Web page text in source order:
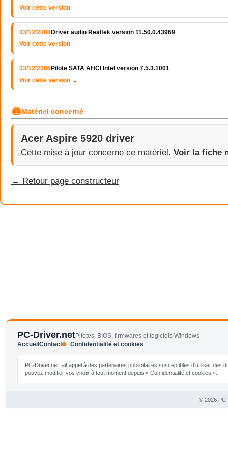
Voir cette version →
03/12/2008Driver audio Realtek version 11.50.0.43969
Voir cette version →
03/12/2008Pilote SATA AHCI Intel version 7.5.3.1001
Voir cette version →
🖨Matériel concerné
Acer Aspire 5920 driver
Cette mise à jour concerne ce matériel. Voir la fiche
← Retour page constructeur
PC-Driver.netPilotes, BIOS, firmwares et logiciels Windows
AccueilContact Confidentialité et cookies
PC-Driver.net fait appel à des partenaires publicitaires susceptibles d'utiliser
pouvez modifier vos choix à tout moment depuis « Confidentialité et cookies ».
© 2026